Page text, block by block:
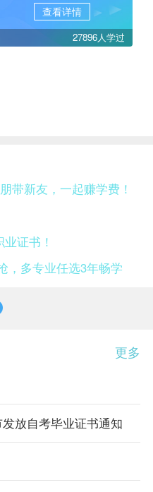
查看详情
27896人学过
带新友，一起赚学费！
证书！
，多专业任选3年畅学
更多
放自考毕业证书通知